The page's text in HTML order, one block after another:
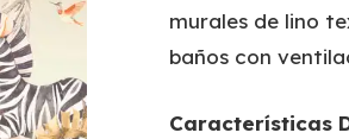
murales de lino
baños con
Características